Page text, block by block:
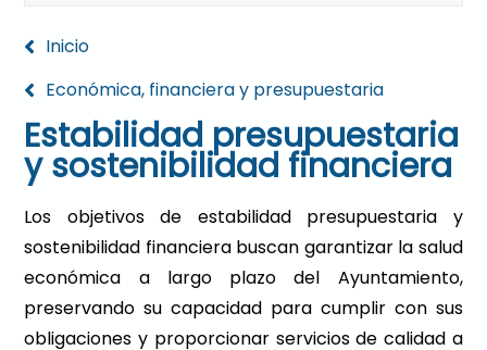
Inicio
Económica, financiera y presupuestaria
Estabilidad presupuestaria
y sostenibilidad financiera
Los objetivos de estabilidad presupuestaria y
sostenibilidad financiera buscan garantizar la salud
económica a largo plazo del Ayuntamiento,
preservando su capacidad para cumplir con sus
obligaciones y proporcionar servicios de calidad a